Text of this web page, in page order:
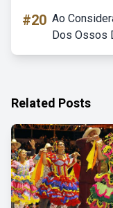
#20 Ao
Dos Ossos
Related Posts